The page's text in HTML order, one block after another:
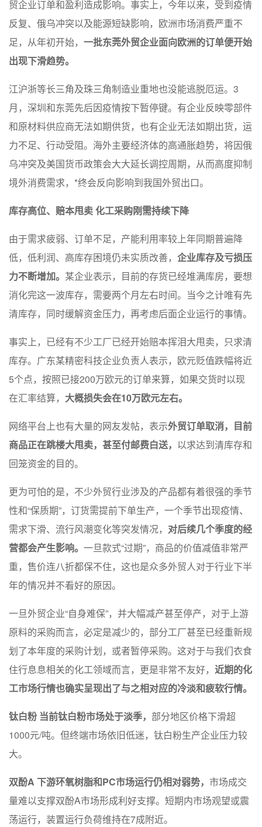
贸企业订单和盈利造成影响。事实上，今年以来，受到疫情
反复、俄乌冲突以及能源短缺影响，欧洲市场消费严重不
足，从年初开始， 一批东莞外贸企业面向欧洲的订单便开始
出现下滑趋势。
江沪浙等长三角及珠三角制造业重地也没能逃脱厄运。3
月，深圳和东莞先后因疫情按下暂停键。有企业反映零部件
和原材料供应商无法如期供货，也有企业无法如期出货，运
力不足、行动受阻。海外主要经济体的高通胀趋势，将因俄
乌冲突及美国货币政策会大大延长调控周期，从而高度抑制
境外消费需求，*终会反向影响到我国外贸出口。
库存高位、赔本甩卖化工采购刚需持续下降
由于需求疲弱、订单不足，产能利用率较上年同期普遍降
低，低利润、高库存困境仍未实质改善， 企业库存及亏损压
力不断增加。 某企业表示，目前的存货已经堆满库房，要想
消化完这一波库存，需要两个月左右时间。当今之计唯有先
清库存，同时缓解资金压力，再考虑后面企业运行的事情。
事实上，已经有不少工厂已经开始赔本挥泪大甩卖，只求清
库存。广东某精密科技企业负责人表示，欧元贬值跌幅将近
5个点，按照已接200万欧元的订单来算，如果交货时以现
在汇率结算， 大概损失会在10万欧元左右。
网络平台上也有大量的网友发帖，表示外贸订单取消，目前
商品正在跳楼大甩卖，甚至付邮费白送， 以求达到清库存和
回笼资金的目的。
更为可怕的是，不少外贸行业涉及的产品都有着很强的季节
性和“保质期”，订货需提前下单生产，一个季节出现疫情、
需求下滑、流行风潮变化等突发情况， 对后续几个季度的经
营都会产生影响。 一旦款式“过期”，商品的价值减值非常严
重，售价连八折都保不住，这也是众多外贸人对于行业下半
年的情况并不看好的原因。
一旦外贸企业“自身难保”，并大幅减产甚至停产，对于上游
原料的采购而言，必定是减少的，部分工厂甚至已经重新规
划了本年度的采购计划，或者暂停采购。这对于与我们衣食
住行息息相关的化工领域而言，更是非常不友好， 近期的化
工市场行情也确实呈现出了与之相对应的冷淡和疲软行情。
钛白粉 当前钛白粉市场处于淡季， 部分地区价格下滑超
1000元/吨。但终端市场依旧低迷，钛白粉生产企业压力较
大。
双酚A 下游环氧树脂和PC市场运行仍相对弱势， 市场成交
量难以支撑双酚A市场形成利好支撑。短期内市场观望或震
荡运行，装置运行负荷维持在7成附近。